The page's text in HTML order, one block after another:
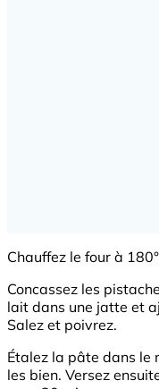
Chauffez le four à
Concassez les
lait dans une jatte et
Salez et poivrez.
Étalez la pâte dans le
les bien. Versez